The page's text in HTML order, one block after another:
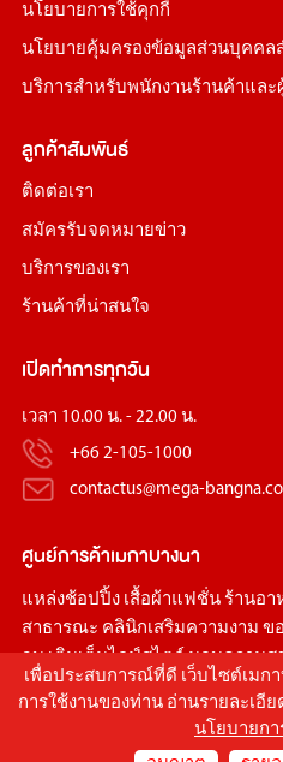
นโยบายการใช้คุกกี้
นโยบายคุ้มครองข้อมูลส่วนบุคคล
บริการสำหรับพนักงานร้านค้าและ
ลูกค้าสัมพันธ์
ติดต่อเรา
สมัครรับจดหมายข่าว
บริการของเรา
ร้านค้าที่น่าสนใจ
เปิดทำการทุกวัน
เวลา 10.00 น. - 22.00 น.
+66 2-105-1000
contactus@mega-
ศูนย์การค้าเมกาบางนา
แหล่งช้อปปิ้ง เสื้อผ้าแฟชั่น ร้านอา
สาธารณะ คลินิกเสริมความงาม ข
จบ เติมเต็มไลฟ์สไตล์ มอบความ
เพื่อประสบการณ์ที่ดี เว็บไซต์เมก
การใช้งานของท่าน อ่านรายละเอีย
นโยบายกา